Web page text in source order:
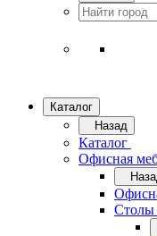
Каталог
Назад
Каталог
Офисная